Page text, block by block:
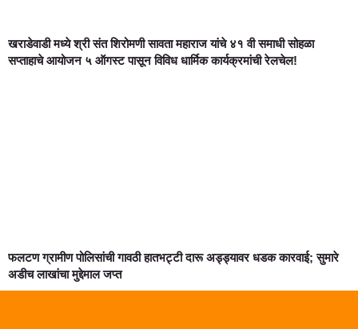
खराडेवाडी मध्ये श्री संत शिरोमणी सावता महाराज यांचे ४१ वी समाधी सोहळा
सप्ताहाचे आयोजन ५ ऑगस्ट पासून विविध धार्मिक कार्यक्रमांची रेलचेल!
फलटण ग्रामीण पोलिसांची गावठी हातभट्टी दारू अड्ड्यावर धडक कारवाई; सुमारे
अडीच लाखांचा मुद्देमाल जप्त